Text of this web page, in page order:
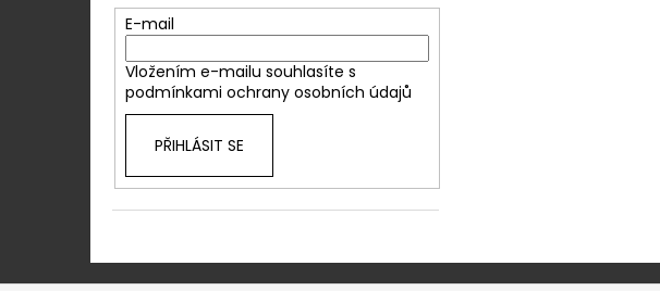
E-mail
Vložením e-mailu souhlasíte s
podmínkami ochrany osobních údajů
PŘIHLÁSIT SE